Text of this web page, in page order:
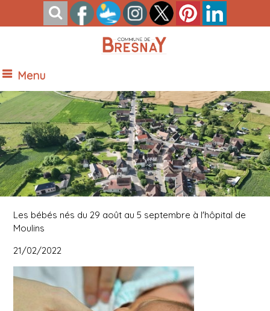
Menu
Les bébés nés du 29 août au 5 septembre à l'hôpital de
Moulins
21/02/2022